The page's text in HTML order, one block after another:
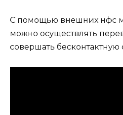
С помощью внешних нфс
можно осуществлять
совершать бесконтактную